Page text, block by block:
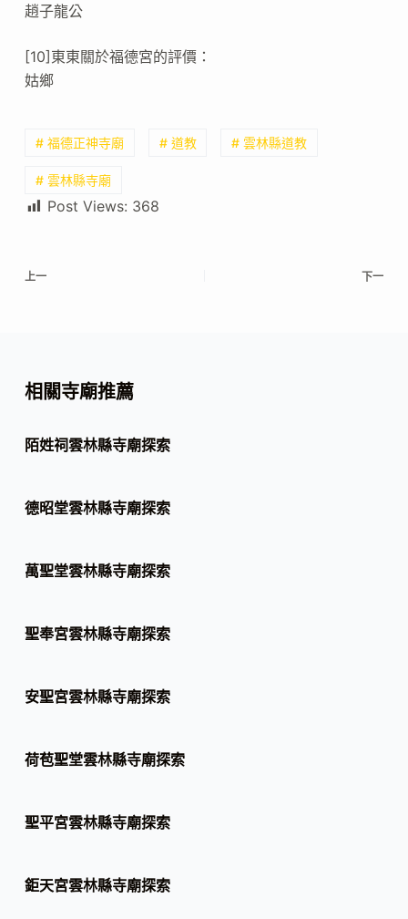
趙子龍公
[10]東東關於福德宮的評價：
姑鄉
# 福德正神寺廟 # 道教 # 雲林縣道教
# 雲林縣寺廟
Post Views: 368
上一 下一
相關寺廟推薦
陌姓祠雲林縣寺廟探索
德昭堂雲林縣寺廟探索
萬聖堂雲林縣寺廟探索
聖奉宮雲林縣寺廟探索
安聖宮雲林縣寺廟探索
荷苞聖堂雲林縣寺廟探索
聖平宮雲林縣寺廟探索
鉅天宮雲林縣寺廟探索